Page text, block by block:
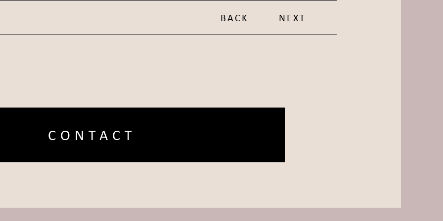
BACK NEXT
CONTACT